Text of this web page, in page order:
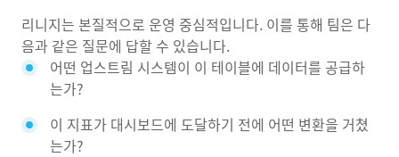
리니지는 본질적으로 운영 중심적입니다. 이를 통해 팀은 다
음과 같은 질문에 답할 수 있습니다.
어떤 업스트림 시스템이 이 테이블에 데이터를 공급하
는가?
이 지표가 대시보드에 도달하기 전에 어떤 변환을 거쳤
는가?